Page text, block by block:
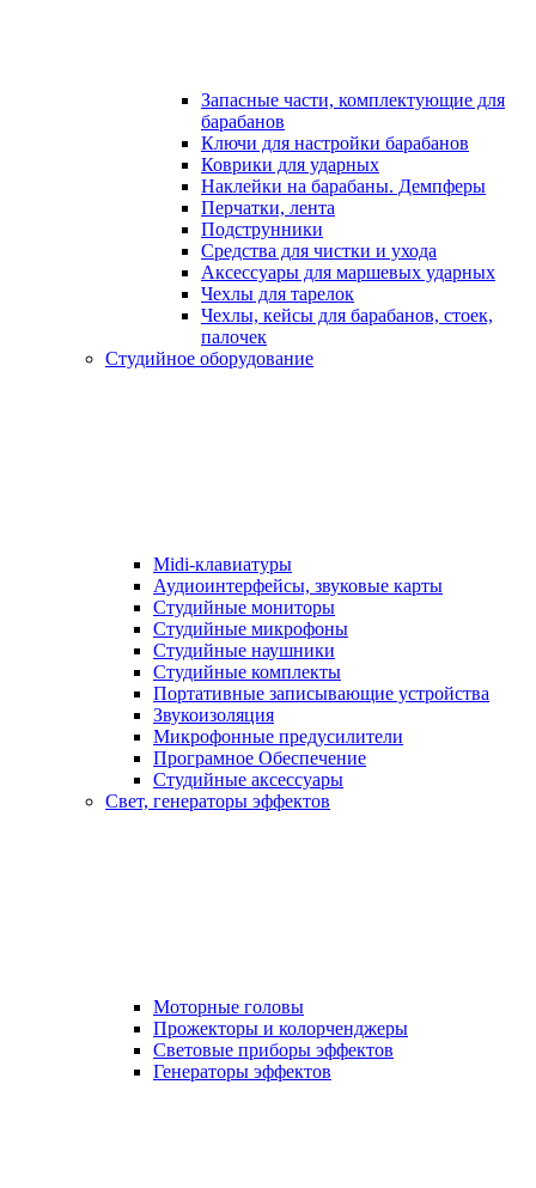
Запасные части, комплектующие для
барабанов
Ключи для настройки барабанов
Коврики для ударных
Наклейки на барабаны. Демпферы
Перчатки, лента
Подструнники
Средства для чистки и ухода
Аксессуары для маршевых ударных
Чехлы для тарелок
Чехлы, кейсы для барабанов, стоек,
палочек
Студийное оборудование
Midi-клавиатуры
Аудиоинтерфейсы, звуковые карты
Студийные мониторы
Студийные микрофоны
Студийные наушники
Студийные комплекты
Портативные записывающие устройства
Звукоизоляция
Микрофонные предусилители
Програмное Обеспечение
Студийные аксессуары
Свет, генераторы эффектов
Моторные головы
Прожекторы и колорченджеры
Световые приборы эффектов
Генераторы эффектов